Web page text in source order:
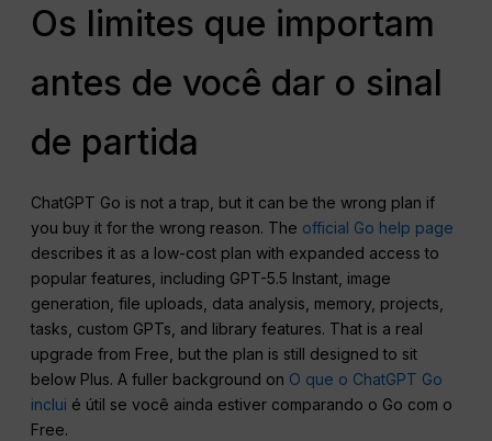
Os limites que importam
antes de você dar o sinal
de partida
ChatGPT Go is not a trap, but it can be the wrong plan if
you buy it for the wrong reason. The official Go help page
describes it as a low-cost plan with expanded access to
popular features, including GPT-5.5 Instant, image
generation, file uploads, data analysis, memory, projects,
tasks, custom GPTs, and library features. That is a real
upgrade from Free, but the plan is still designed to sit
below Plus. A fuller background on O que o ChatGPT Go
inclui é útil se você ainda estiver comparando o Go com o
Free.